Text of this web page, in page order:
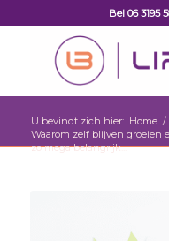
Bel 06 3195
U bevindt zich hier: Home /
Waarom zelf blijven groeien
zo mega belangrijk...